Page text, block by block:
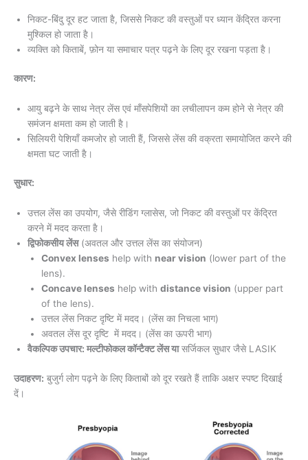
निकट-बिंदु दूर हट जाता है, जिससे निकट की वस्तुओं पर ध्यान केंद्रित करना
मुश्किल हो जाता है।
व्यक्ति को किताबें, फ़ोन या समाचार पत्र पढ़ने के लिए दूर रखना पड़ता है।
कारण:
आयु बढ़ने के साथ नेत्र लेंस एवं माँसपेशियों का लचीलापन कम होने से नेत्र की
समंजन क्षमता कम हो जाती है।
सिलियरी पेशियाँ कमजोर हो जाती हैं, जिससे लेंस की वक्रता समायोजित करने की
क्षमता घट जाती है।
सुधार:
उत्तल लेंस का उपयोग, जैसे रीडिंग ग्लासेस, जो निकट की वस्तुओं पर केंद्रित
करने में मदद करता है।
द्विफोकसीय लेंस(अवतल और उत्तल लेंस का संयोजन)
Convex lenses help with near vision (lower part of the
lens).
Concave lenses help with distance vision (upper part
of the lens).
उत्तल लेंस निकट दृष्टि में मदद। (लेंस का निचला भाग)
अवतल लेंस दूर दृष्टि में मदद। (लेंस का ऊपरी भाग)
वैकल्पिक उपचार: मल्टीफोकल कॉन्टैक्ट लेंस यासर्जिकल सुधार जैसे LASIK
उदाहरण: बुजुर्ग लोग पढ़ने के लिए किताबों को दूर रखते हैं ताकि अक्षर स्पष्ट दिखाई
दें।